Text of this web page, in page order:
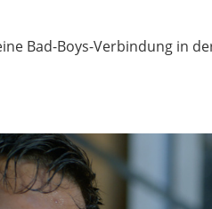
Bad-Boys-Verbindung in